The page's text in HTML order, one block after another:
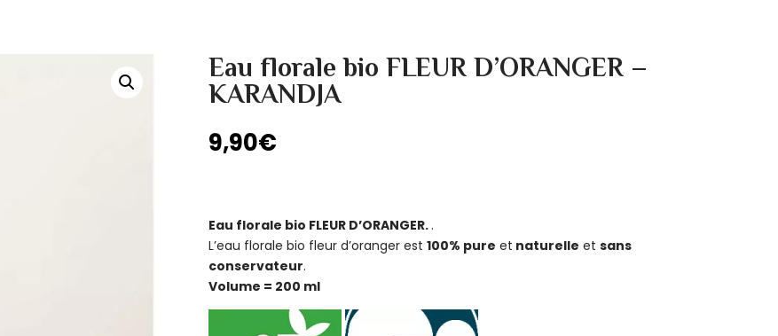
Eau florale bio FLEUR D’ORANGER –
KARANDJA
9,90€
Eau florale bio FLEUR D’ORANGER..
L’eau florale bio fleur d’oranger est 100% pure et naturelle et sans
conservateur.
Volume = 200 ml